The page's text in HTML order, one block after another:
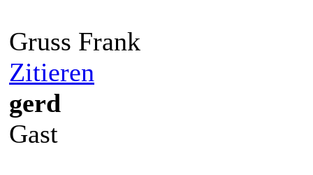
Gruss Frank
Zitieren
gerd
Gast